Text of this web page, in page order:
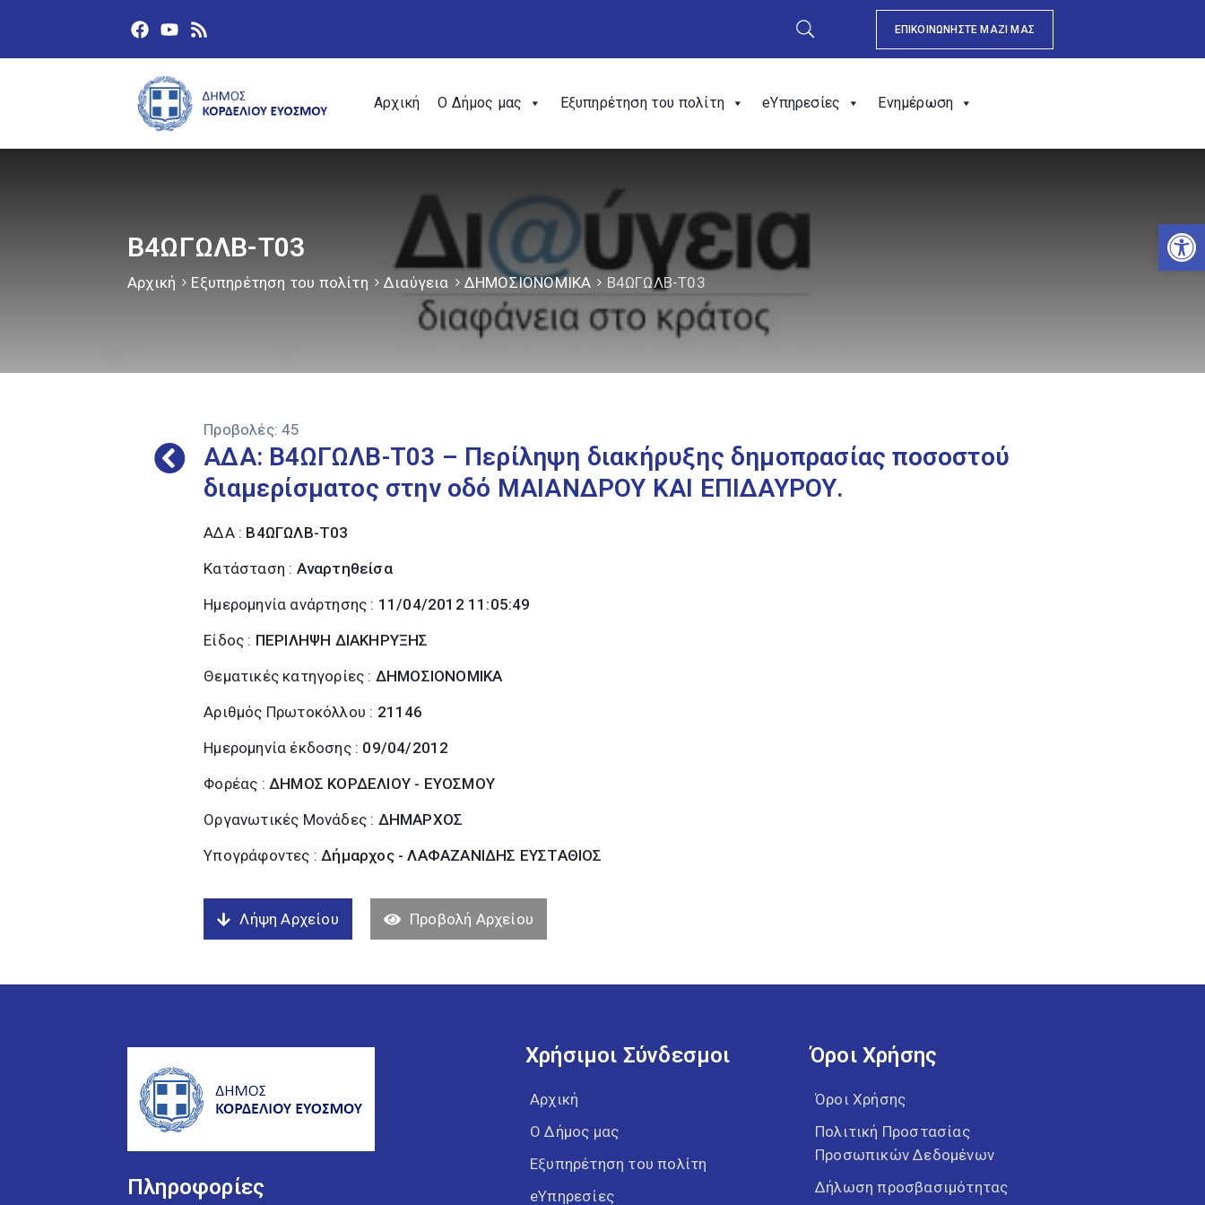
ΕΠΙΚΟΙΝΩΝΗΣΤΕ ΜΑΖΙ ΜΑΣ
Αρχική Ο Δήμος μας Εξυπηρέτηση του πολίτη eΥπηρεσίες Ενημέρωση
Β4ΩΓΩΛΒ-Τ03
Αρχική Εξυπηρέτηση του πολίτη Διαύγεια ΔΗΜΟΣΙΟΝΟΜΙΚΑ Β4ΩΓΩΛΒ-Τ03
Προβολές: 45
ΑΔΑ: Β4ΩΓΩΛΒ-Τ03 – Περίληψη διακήρυξης δημοπρασίας ποσοστού
διαμερίσματος στην οδό ΜΑΙΑΝΔΡΟΥ ΚΑΙ ΕΠΙΔΑΥΡΟΥ.
ΑΔΑ : Β4ΩΓΩΛΒ-Τ03
Κατάσταση : Αναρτηθείσα
Ημερομηνία ανάρτησης : 11/04/2012 11:05:49
Είδος : ΠΕΡΙΛΗΨΗ ΔΙΑΚΗΡΥΞΗΣ
Θεματικές κατηγορίες : ΔΗΜΟΣΙΟΝΟΜΙΚΑ
Αριθμός Πρωτοκόλλου : 21146
Ημερομηνία έκδοσης : 09/04/2012
Φορέας :ΔΗΜΟΣ ΚΟΡΔΕΛΙΟΥ - ΕΥΟΣΜΟΥ
Οργανωτικές Μονάδες : ΔΗΜΑΡΧΟΣ
Υπογράφοντες :Δήμαρχος - ΛΑΦΑΖΑΝΙΔΗΣ ΕΥΣΤΑΘΙΟΣ
Λήψη Αρχείου Προβολή Αρχείου
Πληροφορίες
Χρήσιμοι Σύνδεσμοι
Αρχική
Ο Δήμος μας
Εξυπηρέτηση του πολίτη
eΥπηρεσίες
Όροι Χρήσης
Όροι Χρήσης
Πολιτική Προστασίας
Προσωπικών Δεδομένων
Δήλωση προσβασιμότητας